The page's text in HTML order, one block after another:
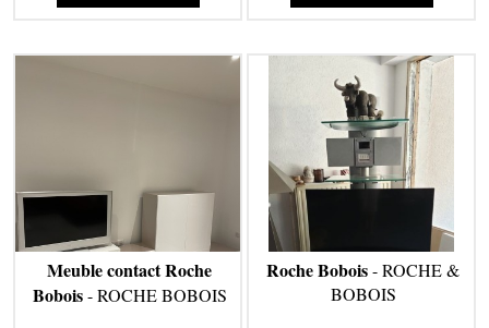
Meuble contact Roche
Bobois- ROCHE BOBOIS
Roche Bobois- ROCHE &
BOBOIS